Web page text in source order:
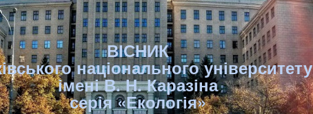
ВІСНИК
національного університету
імені В. Н. Каразіна
серія «Екологія»